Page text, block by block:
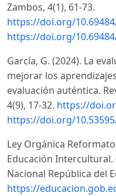
Zambos, 4(1), 61-73.
https://doi.org/
https://doi.org/
García, G. (2024). La
mejorar los
evaluación auténtica.
4(9), 17-32. https://
https://doi.org/
Ley Orgánica
Educación Intercultural.
Nacional República del
https://